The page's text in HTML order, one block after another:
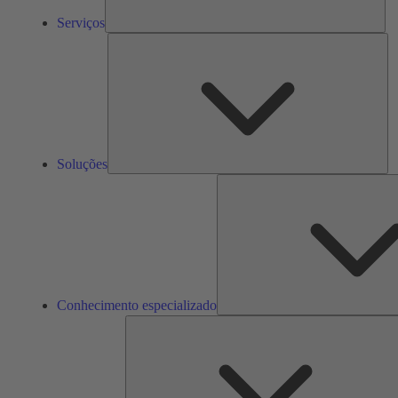
Serviços
Soluções
Conhecimento especializado